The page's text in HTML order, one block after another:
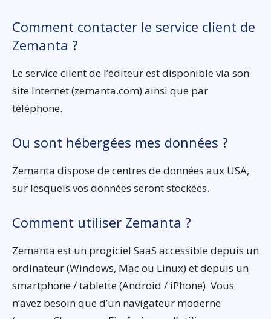
Comment contacter le service client de
Zemanta ?
Le service client de l’éditeur est disponible via son
site Internet (zemanta.com) ainsi que par
téléphone.
Ou sont hébergées mes données ?
Zemanta dispose de centres de données aux USA,
sur lesquels vos données seront stockées.
Comment utiliser Zemanta ?
Zemanta est un progiciel SaaS accessible depuis un
ordinateur (Windows, Mac ou Linux) et depuis un
smartphone / tablette (Android / iPhone). Vous
n’avez besoin que d’un navigateur moderne